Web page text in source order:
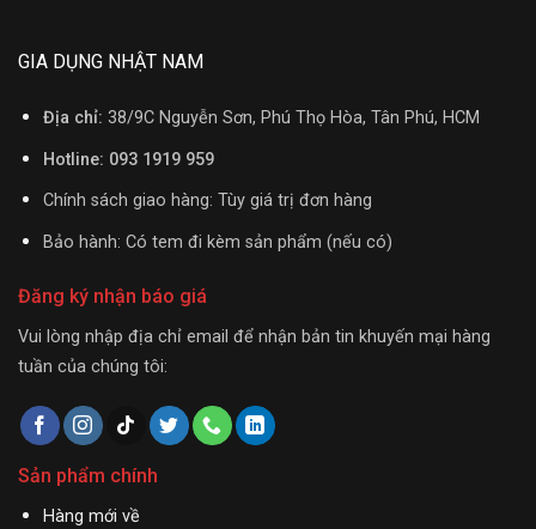
GIA DỤNG NHẬT NAM
Địa chỉ: 38/9C Nguyễn Sơn, Phú Thọ Hòa, Tân Phú, HCM
Hotline: 093 1919 959
Chính sách giao hàng: Tùy giá trị đơn hàng
Bảo hành: Có tem đi kèm sản phẩm (nếu có)
Đăng ký nhận báo giá
Vui lòng nhập địa chỉ email để nhận bản tin khuyến mại hàng
tuần của chúng tôi:
Sản phẩm chính
Hàng mới về